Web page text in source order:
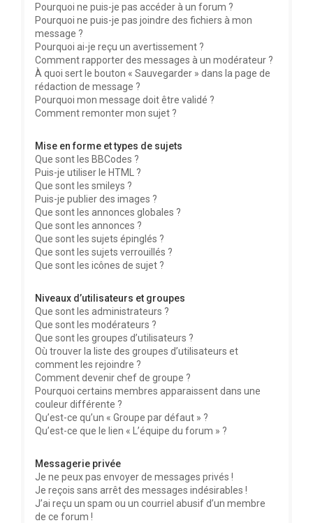
Pourquoi ne puis-je pas accéder à un forum ?
Pourquoi ne puis-je pas joindre des fichiers à mon
message ?
Pourquoi ai-je reçu un avertissement ?
Comment rapporter des messages à un modérateur ?
À quoi sert le bouton « Sauvegarder » dans la page de
rédaction de message ?
Pourquoi mon message doit être validé ?
Comment remonter mon sujet ?
Mise en forme et types de sujets
Que sont les BBCodes ?
Puis-je utiliser le HTML ?
Que sont les smileys ?
Puis-je publier des images ?
Que sont les annonces globales ?
Que sont les annonces ?
Que sont les sujets épinglés ?
Que sont les sujets verrouillés ?
Que sont les icônes de sujet ?
Niveaux d’utilisateurs et groupes
Que sont les administrateurs ?
Que sont les modérateurs ?
Que sont les groupes d’utilisateurs ?
Où trouver la liste des groupes d’utilisateurs et
comment les rejoindre ?
Comment devenir chef de groupe ?
Pourquoi certains membres apparaissent dans une
couleur différente ?
Qu’est-ce qu’un « Groupe par défaut » ?
Qu’est-ce que le lien « L’équipe du forum » ?
Messagerie privée
Je ne peux pas envoyer de messages privés !
Je reçois sans arrêt des messages indésirables !
J’ai reçu un spam ou un courriel abusif d’un membre
de ce forum !